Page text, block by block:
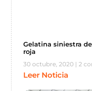
Gelatina siniestra
roja
30 octubre, 2020 2
Leer Noticia